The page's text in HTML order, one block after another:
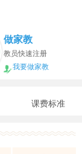
做家教
教员快速注册
我要做家教
课费标准